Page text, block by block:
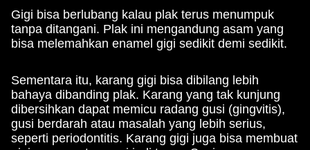
Gigi bisa berlubang kalau plak terus menumpuk
tanpa ditangani. Plak ini mengandung asam yang
bisa melemahkan enamel gigi sedikit demi sedikit.
Sementara itu, karang gigi bisa dibilang lebih
bahaya dibanding plak. Karang yang tak kunjung
dibersihkan dapat memicu radang gusi (gingvitis),
gusi berdarah atau masalah yang lebih serius,
seperti periodontitis. Karang gigi juga bisa membuat